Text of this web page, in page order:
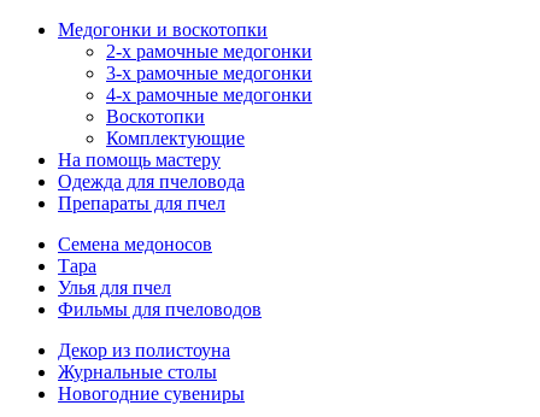
Медогонки и воскотопки
2-х рамочные медогонки
3-х рамочные медогонки
4-х рамочные медогонки
Воскотопки
Комплектующие
На помощь мастеру
Одежда для пчеловода
Препараты для пчел
Семена медоносов
Тара
Улья для пчел
Фильмы для пчеловодов
Декор из полистоуна
Журнальные столы
Новогодние сувениры